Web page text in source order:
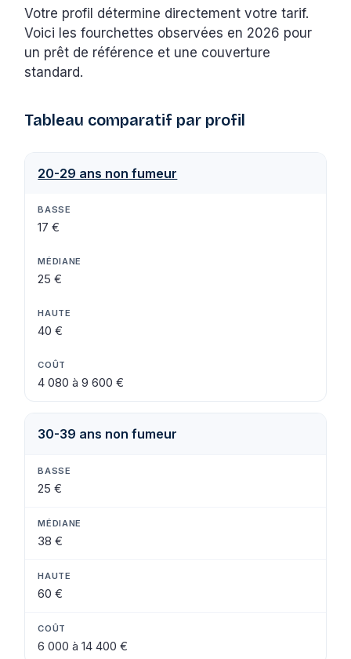
Votre profil détermine directement votre tarif.
Voici les fourchettes observées en 2026 pour
un prêt de référence et une couverture
standard.
Tableau comparatif par profil
20-29 ans non fumeur
17 €
25 €
40 €
4 080 à 9 600 €
30-39 ans non fumeur
25 €
38 €
60 €
6 000 à 14 400 €